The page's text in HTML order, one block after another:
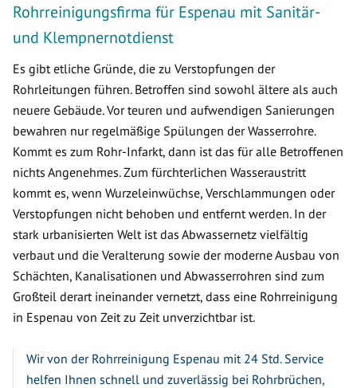
Rohrreinigungsfirma für Espenau mit Sanitär-
und Klempnernotdienst
Es gibt etliche Gründe, die zu Verstopfungen der
Rohrleitungen führen. Betroffen sind sowohl ältere als auch
neuere Gebäude. Vor teuren und aufwendigen Sanierungen
bewahren nur regelmäßige Spülungen der Wasserrohre.
Kommt es zum Rohr-Infarkt, dann ist das für alle Betroffenen
nichts Angenehmes. Zum fürchterlichen Wasseraustritt
kommt es, wenn Wurzeleinwüchse, Verschlammungen oder
Verstopfungen nicht behoben und entfernt werden. In der
stark urbanisierten Welt ist das Abwassernetz vielfältig
verbaut und die Veralterung sowie der moderne Ausbau von
Schächten, Kanalisationen und Abwasserrohren sind zum
Großteil derart ineinander vernetzt, dass eine Rohrreinigung
in Espenau von Zeit zu Zeit unverzichtbar ist.
Wir von der Rohrreinigung Espenau mit 24 Std. Service
helfen Ihnen schnell und zuverlässig bei Rohrbrüchen,